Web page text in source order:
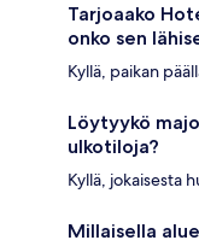
Tarjoaako
onko sen
Kyllä, paikan
Löytyykö
ulkotiloja?
Kyllä, jokaisesta
Millaisella